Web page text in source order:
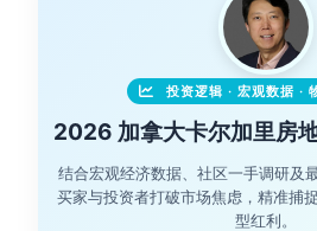
投资逻辑 · 宏观数据 ·
2026 加拿大卡尔加里房
结合宏观经济数据、社区一手调研及
买家与投资者打破市场焦虑，精准捕
型红利。